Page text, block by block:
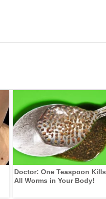
Doctor: One Teaspoon Kills
All Worms in Your Body!